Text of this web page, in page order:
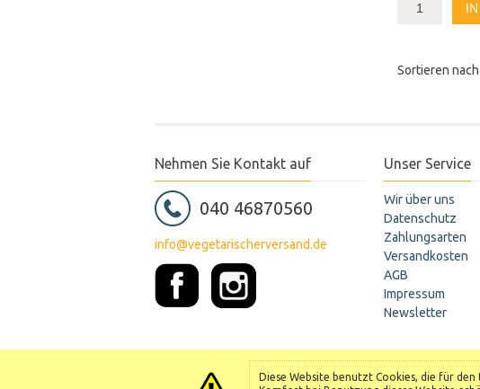
Sortieren nach
Nehmen Sie Kontakt auf
040 46870560
info@vegetarischerversand.de
Unser Service
Wir über uns
Datenschutz
Zahlungsarten
Versandkosten
AGB
Impressum
Newsletter
Diese Website benutzt Cookies, die für